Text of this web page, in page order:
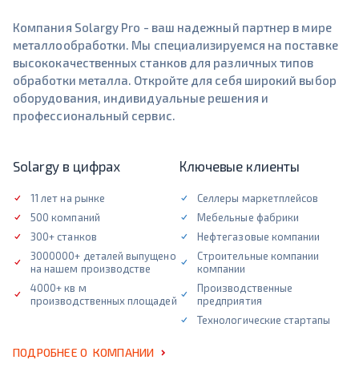
Компания Solargy Pro - ваш надежный партнер в мире
металлообработки. Мы специализируемся на поставке
высококачественных станков для различных типов
обработки металла. Откройте для себя широкий выбор
оборудования, индивидуальные решения и
профессиональный сервис.
Solargy в цифрах
11 лет на рынке
500 компаний
300+ станков
3000000+ деталей выпущено
на нашем производстве
4000+ кв м
производственных площадей
Ключевые клиенты
Селлеры маркетплейсов
Мебельные фабрики
Нефтегазовые компании
Строительные компании
компании
Производственные
предприятия
Технологические стартапы
ПОДРОБНЕЕ О КОМПАНИИ